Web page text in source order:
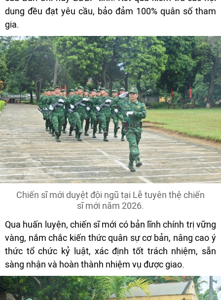
dung đều đạt yêu cầu, bảo đảm 100% quân số tham
gia.
Chiến sĩ mới duyệt đội ngũ tại Lễ tuyên thệ chiến
sĩ mới năm 2026.
Qua huấn luyện, chiến sĩ mới có bản lĩnh chính trị vững
vàng, nắm chắc kiến thức quân sự cơ bản, nâng cao ý
thức tổ chức kỷ luật, xác định tốt trách nhiệm, sẵn
sàng nhận và hoàn thành nhiệm vụ được giao.